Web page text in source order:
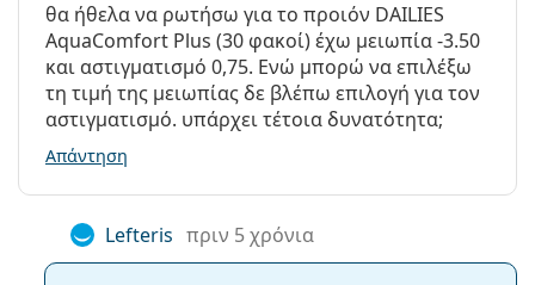
θα ήθελα να ρωτήσω για το προιόν DAILIES
AquaComfort Plus (30 φακοί) έχω μειωπία -3.50
και αστιγματισμό 0,75. Ενώ μπορώ να επιλέξω
τη τιμή της μειωπίας δε βλέπω επιλογή για τον
αστιγματισμό. υπάρχει τέτοια δυνατότητα;
Απάντηση
Lefteris πριν 5 χρόνια